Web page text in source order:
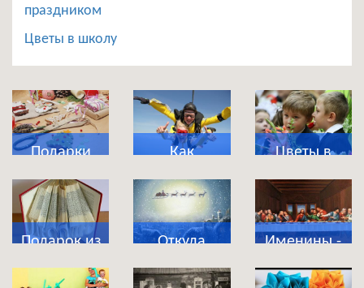
праздником
Цветы в школу
Подарки
сделанные
своими
руками
Как
оригинально
поздравить
близкого
человека с
праздником
Цветы в
школу
Подарок из
магазина
Откуда
появились
Именины -
что это за